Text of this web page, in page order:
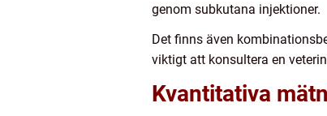
genom subkutana injektioner.
Det finns även
viktigt att konsultera en
Kvantitativa